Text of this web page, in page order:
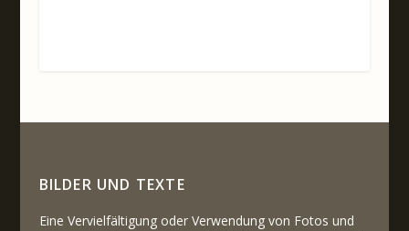
BILDER UND TEXTE
Eine Vervielfältigung oder Verwendung von Fotos und